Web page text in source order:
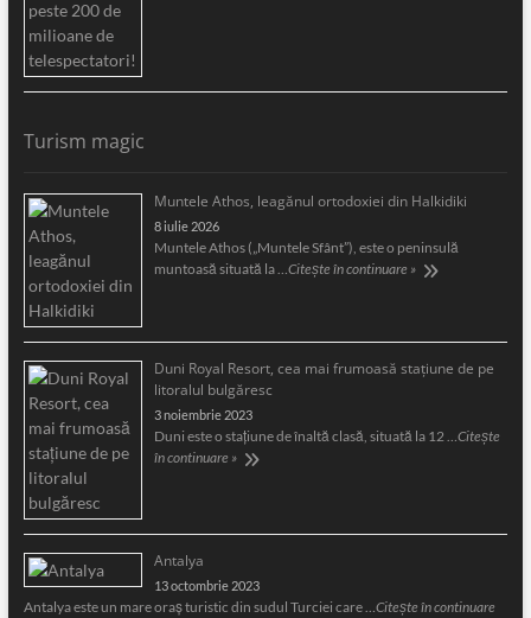
Turism magic
Muntele Athos, leagănul ortodoxiei din Halkidiki
8 iulie 2026
Muntele Athos („Muntele Sfânt”), este o peninsulă
muntoasă situată la …Citește în continuare »
Duni Royal Resort, cea mai frumoasă staţiune de pe
litoralul bulgăresc
3 noiembrie 2023
Duni este o staţiune de înaltă clasă, situată la 12 …Citește
în continuare »
Antalya
13 octombrie 2023
Antalya este un mare oraş turistic din sudul Turciei care …Citește în continuare